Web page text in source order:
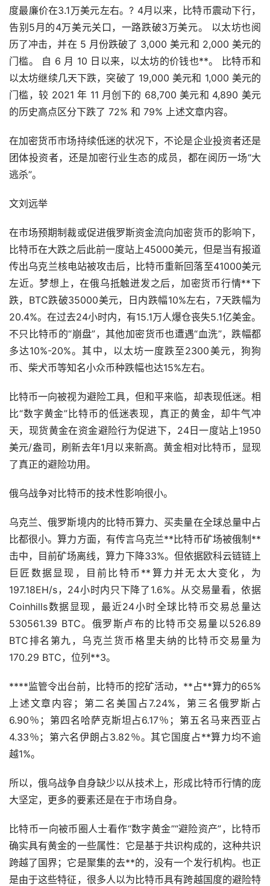
度最廉价在3.1万美元左右。? 4月以来，比特币震动下行，
告别5月的4万美元关口，一路跌破3万美元。 以太坊也阅
历了冲击，并在 5 月份跌破了 3,000 美元和 2,000 美元的
门槛。 自 6 月 10 日以来，以太坊的价钱也**。 比特币和
以太坊继续几天下跌，突破了 19,000 美元和 1,000 美元的
门槛，较 2021 年 11 月创下的 68,700 美元和 4,890 美元
的历史高点区分下跌了 72% 和 79% 上述文章内容。
在加密货币市场持续低迷的状况下，不论是企业投资者还是
团体投资者，还是加密行业生态的成员，都在阅历一场“大
逃杀”。
文刘远举
在市场预期制裁或促进俄罗斯资金流向加密货币的影响下，
比特币在大跌之后此前一度站上45000美元，但是当有报道
传出乌克兰核电站被攻击后，比特币重新回落至41000美元
左近。梦想上，在俄乌抵触迸发之后，加密货币行情**下
跌，BTC跌破35000美元，日内跌幅10%左右，7天跌幅为
20.4%。在过去24小时内，有15.1万人爆仓丧失5.1亿美金。
不只比特币的“崩盘”，其他加密货币也遭遇“血洗”，跌幅都
多达10%-20%。其中，以太坊一度跌至2300美元， 狗狗
币、柴犬币等知名小众币种跌幅也达15%左右。
比特币一向被视为避险工具，但和平来临，却表现低迷。相
比“数字黄金”比特币的低迷表现，真正的黄金，却牛气冲
天，现货黄金在资金避险行为促进下，24日一度站上1950
美元/盎司，刷新去年1月以来新高。黄金相对比特币，显现
了真正的避险功用。
俄乌战争对比特币的技术性影响很小。
乌克兰、俄罗斯境内的比特币算力、买卖量在全球总量中占
比都很小。算力方面，有传言乌克兰**比特币矿场被俄制**
击中，目前矿场离线，算力下降33%。但依据欧科云链链上
巨匠数据显现，目前比特币**算力并无太大变化，为
197.18EH/s，24小时内只下降了1.6%。从交易量看，依据
Coinhills数据显现，最近24小时全球比特币交易总量达
530561.39 BTC。俄罗斯卢布的比特币交易量以526.89
BTC排名第九，乌克兰货币格里夫纳的比特币交易量为
170.29 BTC，位列**3。
****监管令出台前，比特币的挖矿活动，**占**算力的65%
上述文章内容；第二名美国占7.24%，第三名俄罗斯占
6.90％；第四名哈萨克斯坦占6.17％；第五名马来西亚占
4.33％；第六名伊朗占3.82％。其它国度占**算力均不逾
越1%。
所以，俄乌战争自身缺少以从技术上，形成比特币行情的庞
大坚定，更多的要素还是在于市场自身。
比特币一向被币圈人士看作“数字黄金”“避险资产”，比特币
确实具有黄金的一些属性：它是基于共识构成的，这种共识
跨越了国界；它是聚集的去**的，没有一个发行机构。也正
是由于这些特征，很多人以为比特币具有跨越国度的避险特